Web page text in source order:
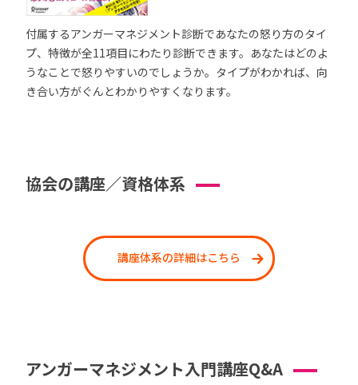
付属するアンガーマネジメント診断であなたの怒り方のタイ
プ、特徴が全11項目にわたり診断できます。あなたはどのよ
うなことで怒りやすいのでしょうか。タイプがわかれば、向
き合い方がぐんとわかりやすくなります。
協会の講座／資格体系
講座体系の詳細はこちら
アンガーマネジメント入門講座Q&A